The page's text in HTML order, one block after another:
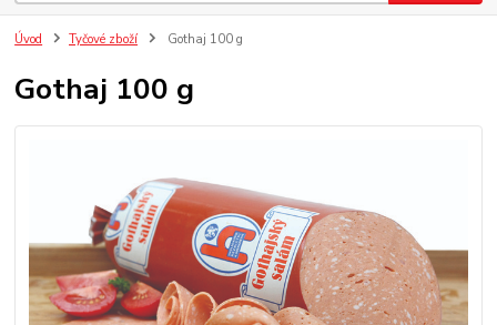
Úvod Tyčové zboží Gothaj 100 g
Gothaj 100 g